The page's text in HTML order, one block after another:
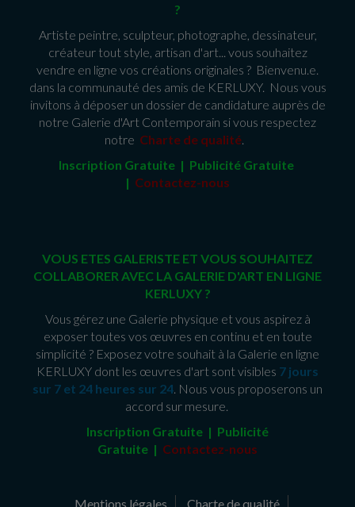
?
Artiste peintre, sculpteur, photographe, dessinateur,
créateur tout style, artisan d'art... vous souhaitez
vendre en ligne vos créations originales ? Bienvenu.e.
dans la communauté des amis de KERLUXY. Nous vous
invitons à déposer un dossier de candidature auprès de
notre Galerie d'Art Contemporain si vous respectez
notre Charte de qualité.
Inscription Gratuite | Publicité Gratuite
| Contactez-nous
VOUS ETES GALERISTE ET VOUS SOUHAITEZ
COLLABORER AVEC LA GALERIE D'ART EN LIGNE
KERLUXY ?
Vous gérez une Galerie physique et vous aspirez à
exposer toutes vos œuvres en continu et en toute
simplicité ? Exposez votre souhait à la Galerie en ligne
KERLUXY dont les œuvres d'art sont visibles 7 jours
sur 7 et 24 heures sur 24 . Nous vous proposerons un
accord sur mesure.
Inscription Gratuite | Publicité
Gratuite | Contactez-nous
Mentions légales Charte de qualité